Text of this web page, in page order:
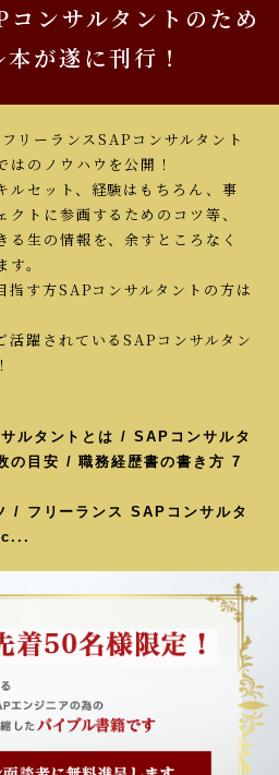
ンサルタントのため
が遂に刊行！
リーランスSAPコンサルタント
はのノウハウを公開！
ルセット、経験はもちろん、事
トに参画するためのコツ等、
生の情報を、余すところなく
。
指す方SAPコンサルタントの方は
活躍されているSAPコンサルタン
ルタントとは / SAPコンサルタ
の目安 / 職務経歴書の書き方 7
/ フリーランス SAPコンサルタ